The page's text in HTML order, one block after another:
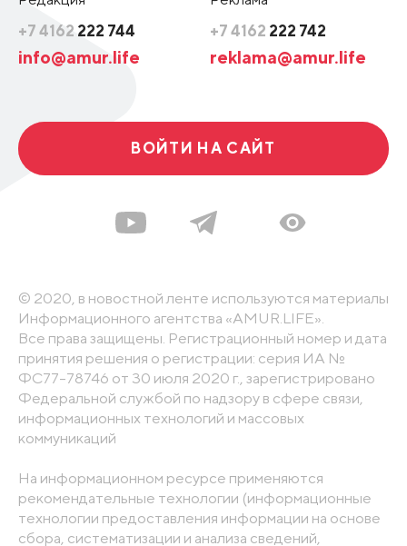
+7 4162 222 744
info@amur.life
+7 4162 222 742
reklama@amur.life
ВОЙТИ НА САЙТ
© 2020, в новостной ленте используются материалы
Информационного агентства «AMUR.LIFE».
Все права защищены. Регистрационный номер и дата
принятия решения о регистрации: серия ИА №
ФС77-78746 от 30 июля 2020 г., зарегистрировано
Федеральной службой по надзору в сфере связи,
информационных технологий и массовых
коммуникаций
На информационном ресурсе применяются
рекомендательные технологии (информационные
технологии предоставления информации на основе
сбора, систематизации и анализа сведений,